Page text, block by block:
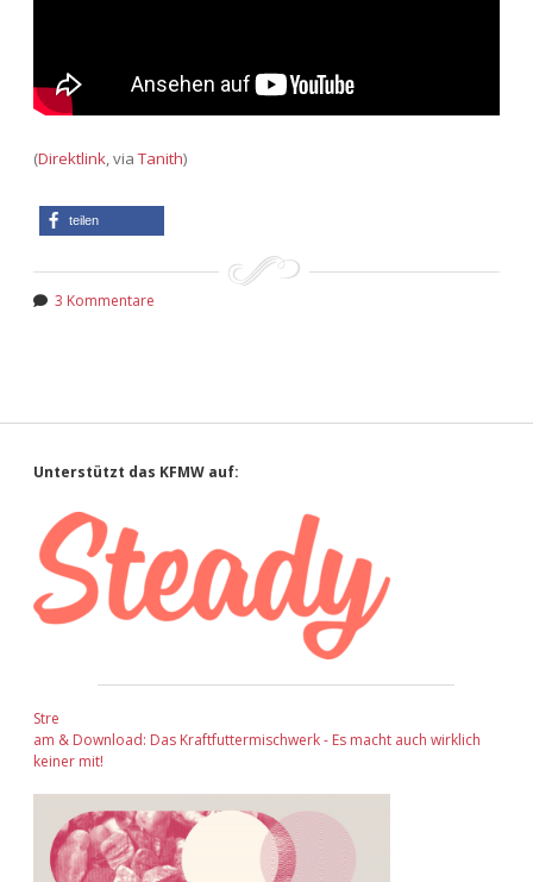
(Direktlink, viaTanith)
teilen
3 Kommentare
Sidebar
Unterstützt das KFMW auf:
Stre
am & Download: Das Kraftfuttermischwerk - Es macht auch wirklich
keiner mit!